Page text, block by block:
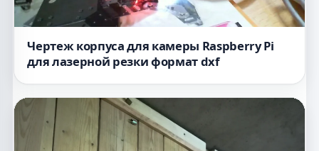
Чертеж корпуса для камеры Raspberry Pi
для лазерной резки формат dxf